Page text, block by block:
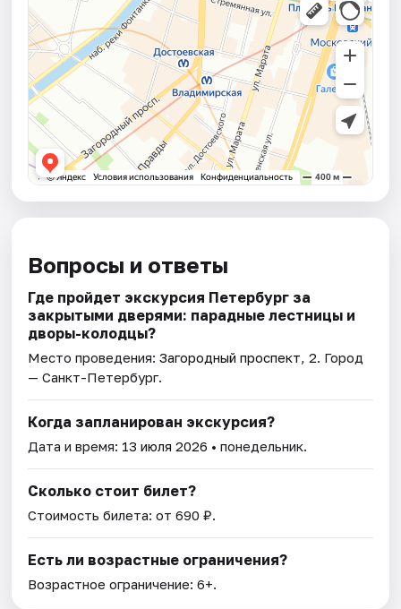
Вопросы и ответы
Где пройдет экскурсия Петербург за
закрытыми дверями: парадные лестницы и
дворы-колодцы?
Место проведения:Загородный проспект, 2. Город
— Санкт-Петербург.
Когда запланирован экскурсия?
Дата и время: 13 июля 2026 • понедельник.
Сколько стоит билет?
Стоимость билета: от 690 ₽.
Есть ли возрастные ограничения?
Возрастное ограничение: 6+.